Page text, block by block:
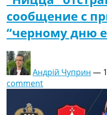
сообщение с
“черному дню
Андрій Чуприн —
comment